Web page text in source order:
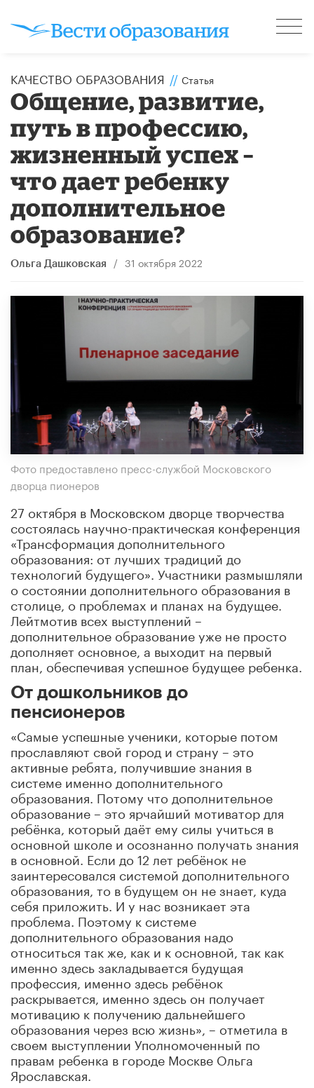
КАЧЕСТВО ОБРАЗОВАНИЯ // Статья
Общение, развитие,
путь в профессию,
жизненный успех –
что дает ребенку
дополнительное
образование?
Ольга Дашковская / 31 октября 2022
Фото предоставлено пресс-службой Московского
дворца пионеров
27 октября в Московском дворце творчества
состоялась научно-практическая конференция
«Трансформация дополнительного
образования: от лучших традиций до
технологий будущего». Участники размышляли
о состоянии дополнительного образования в
столице, о проблемах и планах на будущее.
Лейтмотив всех выступлений –
дополнительное образование уже не просто
дополняет основное, а выходит на первый
план, обеспечивая успешное будущее ребенка.
От дошкольников до
пенсионеров
«Самые успешные ученики, которые потом
прославляют свой город и страну – это
активные ребята, получившие знания в
системе именно дополнительного
образования. Потому что дополнительное
образование – это ярчайший мотиватор для
ребёнка, который даёт ему силы учиться в
основной школе и осознанно получать знания
в основной. Если до 12 лет ребёнок не
заинтересовался системой дополнительного
образования, то в будущем он не знает, куда
себя приложить. И у нас возникает эта
проблема. Поэтому к системе
дополнительного образования надо
относиться так же, как и к основной, так как
именно здесь закладывается будущая
профессия, именно здесь ребёнок
раскрывается, именно здесь он получает
мотивацию к получению дальнейшего
образования через всю жизнь», – отметила в
своем выступлении Уполномоченный по
правам ребенка в городе Москве Ольга
Ярославская.